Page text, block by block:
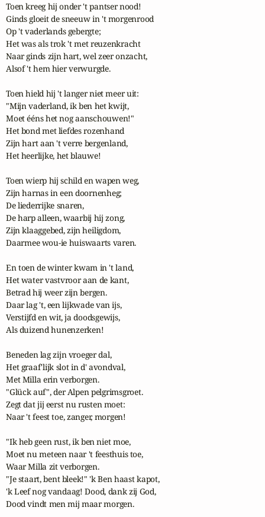
Toen kreeg hij onder 't pantser nood!
Ginds gloeit de sneeuw in 't morgenrood
Op 't vaderlands gebergte;
Het was als trok 't met reuzenkracht
Naar ginds zijn hart, wel zeer onzacht,
Alsof 't hem hier verwurgde.
Toen hield hij 't langer niet meer uit:
"Mijn vaderland, ik ben het kwijt,
Moet ééns het nog aanschouwen!"
Het bond met liefdes rozenhand
Zijn hart aan 't verre bergenland,
Het heerlijke, het blauwe!
Toen wierp hij schild en wapen weg,
Zijn harnas in een doornenheg;
De liederrijke snaren,
De harp alleen, waarbij hij zong,
Zijn klaaggebed, zijn heiligdom,
Daarmee wou-ie huiswaarts varen.
En toen de winter kwam in 't land,
Het water vastvroor aan de kant,
Betrad hij weer zijn bergen.
Daar lag 't, een lijkwade van ijs,
Verstijfd en wit, ja doodsgewijs,
Als duizend hunenzerken!
Beneden lag zijn vroeger dal,
Het graaf'lijk slot in d' avondval,
Met Milla erin verborgen.
"Glück auf", der Alpen pelgrimsgroet.
Zegt dat jij eerst nu rusten moet:
Naar 't feest toe, zanger, morgen!
"Ik heb geen rust, ik ben niet moe,
Moet nu meteen naar 't feesthuis toe,
Waar Milla zit verborgen.
"Je staart, bent bleek!" 'k Ben haast kapot,
'k Leef nog vandaag! Dood, dank zij God,
Dood vindt men mij maar morgen.